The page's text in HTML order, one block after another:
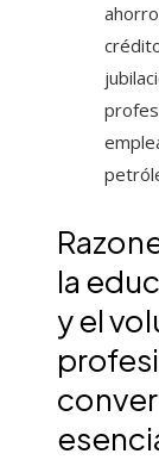
la
y el